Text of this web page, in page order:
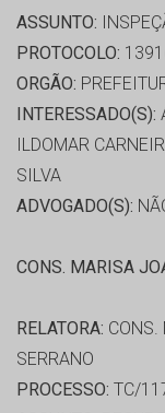
ASSUNTO:
PROTOCOLO:
ORGÃO:
INTERESSADO(S):
ILDOMAR
SILVA
ADVOGADO(S):
CONS. MARISA
RELATORA: CONS.
SERRANO
PROCESSO: TC/